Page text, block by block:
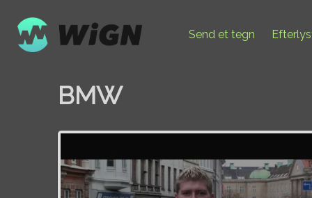
Send et tegn
BMW